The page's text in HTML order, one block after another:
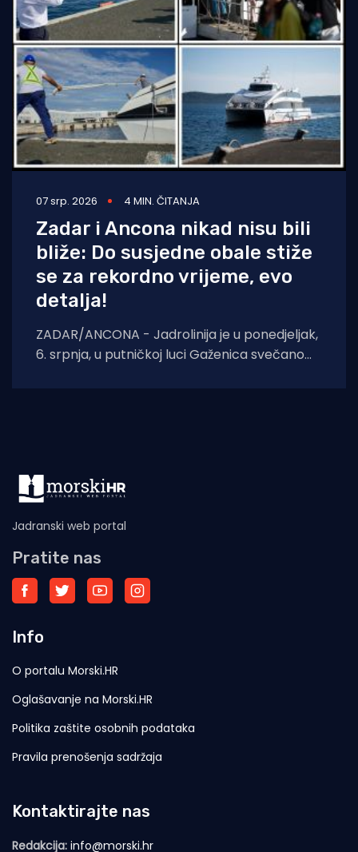
07 srp. 2026 4 MIN. ČITANJA
Zadar i Ancona nikad nisu bili
bliže: Do susjedne obale stiže
se za rekordno vrijeme, evo
detalja!
ZADAR/ANCONA - Jadrolinija je u ponedjeljak,
6. srpnja, u putničkoj luci Gaženica svečano
Jadranski web portal
Pratite nas
Info
O portalu Morski.HR
Oglašavanje na Morski.HR
Politika zaštite osobnih podataka
Pravila prenošenja sadržaja
Kontaktirajte nas
Redakcija: info@morski.hr